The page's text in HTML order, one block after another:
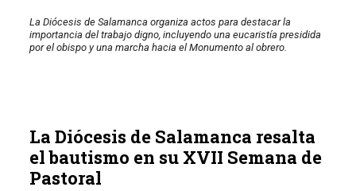
La Diócesis de Salamanca organiza actos para destacar la
importancia del trabajo digno, incluyendo una eucaristía presidida
por el obispo y una marcha hacia el Monumento al obrero.
La Diócesis de Salamanca resalta
el bautismo en su XVII Semana de
Pastoral